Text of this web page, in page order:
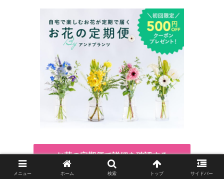
お花の定期便で詳細を確認する
メニュー ホーム 検索 トップ サイドバー